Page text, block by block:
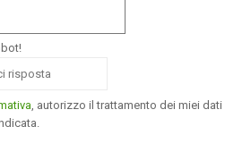
, autorizzo il trattamento dei miei dati